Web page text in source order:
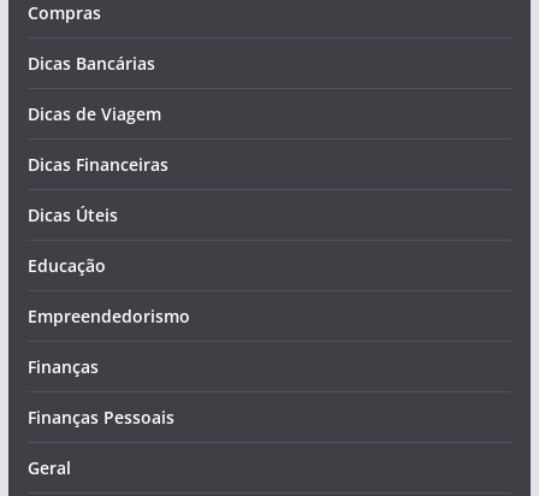
Compras
Dicas Bancárias
Dicas de Viagem
Dicas Financeiras
Dicas Úteis
Educação
Empreendedorismo
Finanças
Finanças Pessoais
Geral